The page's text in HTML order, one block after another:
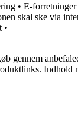
• E-
skal ske via
•
gennem
Indhold